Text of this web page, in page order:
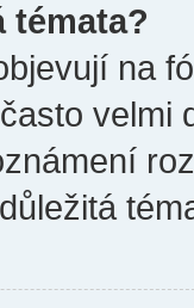
témata?
na
velmi